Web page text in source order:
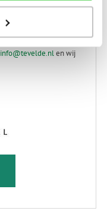
info@tevelde.nlen wij